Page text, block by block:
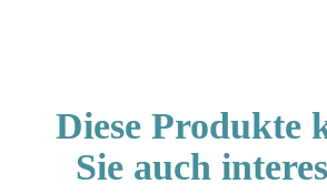
Diese Produkte
Sie auch